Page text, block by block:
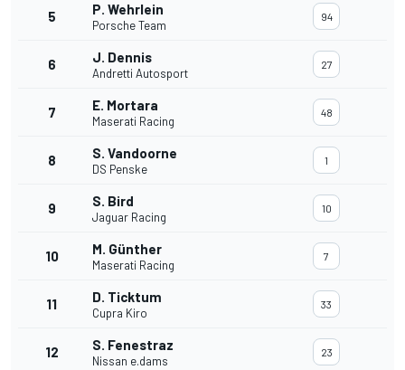
5 P. Wehrlein
Porsche Team
94
6 J. Dennis
Andretti Autosport
27
7 E. Mortara
Maserati Racing
48
8 S. Vandoorne
DS Penske
1
9 S. Bird
Jaguar Racing
10
10 M. Günther
Maserati Racing
7
11 D. Ticktum
Cupra Kiro
33
12 S. Fenestraz
Nissan e.dams
23